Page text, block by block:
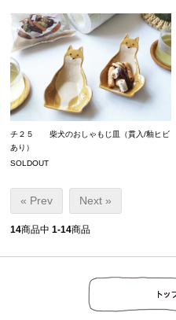
チ２５ 柴犬のおしゃもじ皿（貫入/釉ヒビ
あり）
SOLDOUT
« Prev Next »
14商品中 1-14商品